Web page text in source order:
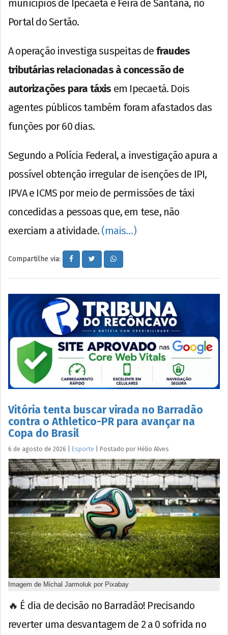
municípios de Ipecaetá e Feira de Santana, no
Portal do Sertão.
A operação investiga suspeitas de fraudes
tributárias relacionadas à concessão de
autorizações para táxis em Ipecaetá. Dois
agentes públicos também foram afastados das
funções por 60 dias.
Segundo a Polícia Federal, a investigação apura a
possível obtenção irregular de isenções de IPI,
IPVA e ICMS por meio de permissões de táxi
concedidas a pessoas que, em tese, não
exerciam a atividade. (mais…)
Compartilhe via:
Vitória tenta buscar virada no Barradão
contra o Athletico-PR para avançar na
Copa do Brasil
6 de agosto de 2026 Esporte Postado por Hélio Alves
Imagem de Michal Jarmoluk por Pixabay
🔥 É dia de decisão no Barradão! Precisando
reverter uma desvantagem de 2 a 0 sofrida no